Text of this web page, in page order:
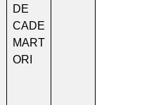
DE
CADE
MART
ORI